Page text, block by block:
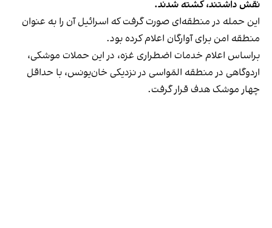
نقش داشتند، کشته شدند.
این حمله در منطقه‌ای صورت گرفت که اسرائیل آن را به عنوان
منطقه امن برای آوارگان اعلام کرده بود.
براساس اعلام خدمات اضطراری غزه، در این حملات موشکی،
اردوگاهی در منطقه المَواسی در نزدیکی خان‌یونس، با حداقل
چهار موشک هدف قرار گرفت.